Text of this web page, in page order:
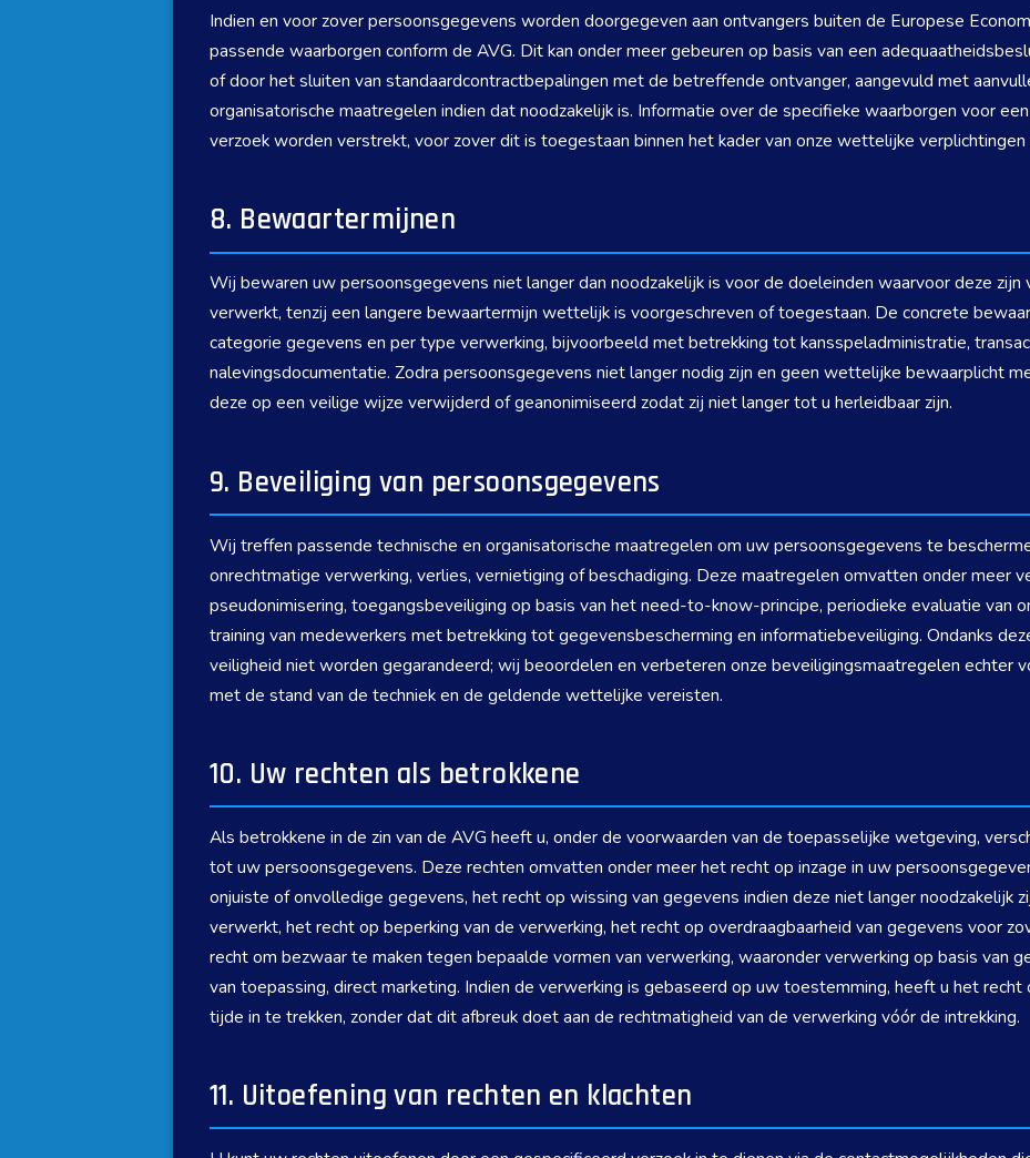
Indien en voor zover persoonsgegevens worden doorgegeven aan ontvangers buiten de Europese
passende waarborgen conform de AVG. Dit kan onder meer gebeuren op basis van een
of door het sluiten van standaardcontractbepalingen met de betreffende ontvanger, aangevuld met
organisatorische maatregelen indien dat noodzakelijk is. Informatie over de specifieke waarborgen voor
verzoek worden verstrekt, voor zover dit is toegestaan binnen het kader van onze wettelijke
8. Bewaartermijnen
Wij bewaren uw persoonsgegevens niet langer dan noodzakelijk is voor de doeleinden waarvoor deze
verwerkt, tenzij een langere bewaartermijn wettelijk is voorgeschreven of toegestaan. De concrete
categorie gegevens en per type verwerking, bijvoorbeeld met betrekking tot kansspeladministratie,
nalevingsdocumentatie. Zodra persoonsgegevens niet langer nodig zijn en geen wettelijke bewaarplicht
deze op een veilige wijze verwijderd of geanonimiseerd zodat zij niet langer tot u herleidbaar zijn.
9. Beveiliging van persoonsgegevens
Wij treffen passende technische en organisatorische maatregelen om uw persoonsgegevens te
onrechtmatige verwerking, verlies, vernietiging of beschadiging. Deze maatregelen omvatten onder meer
pseudonimisering, toegangsbeveiliging op basis van het need-to-know-principe, periodieke evaluatie van
training van medewerkers met betrekking tot gegevensbescherming en informatiebeveiliging. Ondanks
veiligheid niet worden gegarandeerd; wij beoordelen en verbeteren onze beveiligingsmaatregelen echter
met de stand van de techniek en de geldende wettelijke vereisten.
10. Uw rechten als betrokkene
Als betrokkene in de zin van de AVG heeft u, onder de voorwaarden van de toepasselijke wetgeving,
tot uw persoonsgegevens. Deze rechten omvatten onder meer het recht op inzage in uw
onjuiste of onvolledige gegevens, het recht op wissing van gegevens indien deze niet langer noodzakelijk
verwerkt, het recht op beperking van de verwerking, het recht op overdraagbaarheid van gegevens voor
recht om bezwaar te maken tegen bepaalde vormen van verwerking, waaronder verwerking op basis van
van toepassing, direct marketing. Indien de verwerking is gebaseerd op uw toestemming, heeft u het
tijde in te trekken, zonder dat dit afbreuk doet aan de rechtmatigheid van de verwerking vóór de intrekking.
11. Uitoefening van rechten en klachten